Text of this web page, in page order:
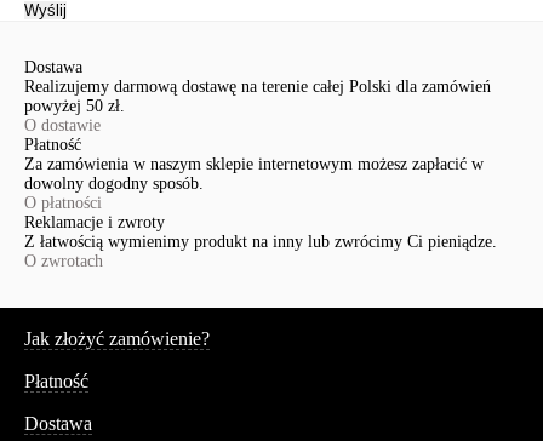
Wyślij
Dostawa
Realizujemy darmową dostawę na terenie całej Polski dla zamówień
powyżej 50 zł.
O dostawie
Płatność
Za zamówienia w naszym sklepie internetowym możesz zapłacić w
dowolny dogodny sposób.
O płatności
Reklamacje i zwroty
Z łatwością wymienimy produkt na inny lub zwrócimy Ci pieniądze.
O zwrotach
Jak złożyć zamówienie?
Płatność
Dostawa